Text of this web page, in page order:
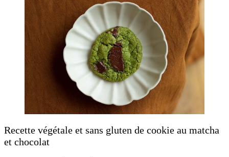
Recette végétale et sans gluten de cookie au matcha
et chocolat